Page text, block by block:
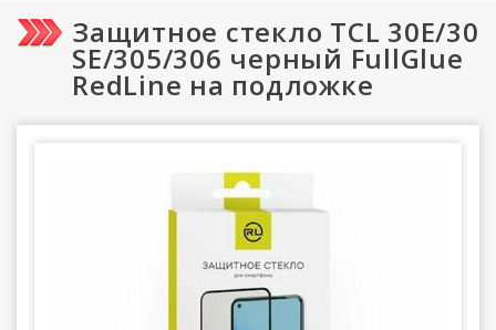
Защитное стекло TCL 30E/30
SE/305/306 черный FullGlue
RedLine на подложке